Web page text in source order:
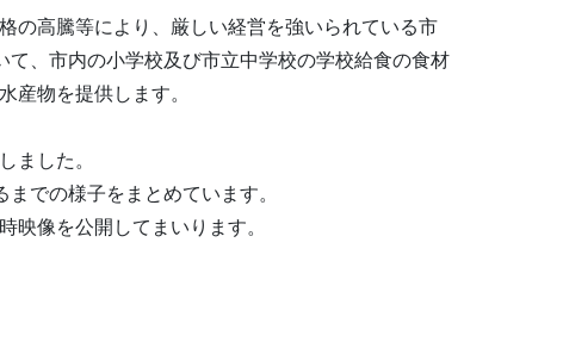
の高騰等により、厳しい経営を強いられている市
、市内の小学校及び市立中学校の学校給食の食材
産物を提供します。
ました。
での様子をまとめています。
映像を公開してまいります。